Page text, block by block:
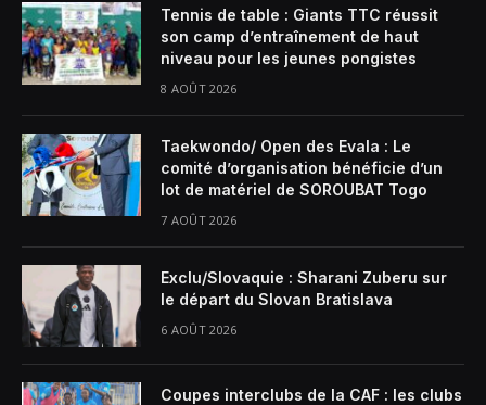
Tennis de table : Giants TTC réussit
son camp d’entraînement de haut
niveau pour les jeunes pongistes
8 AOÛT 2026
Taekwondo/ Open des Evala : Le
comité d’organisation bénéficie d’un
lot de matériel de SOROUBAT Togo
7 AOÛT 2026
Exclu/Slovaquie : Sharani Zuberu sur
le départ du Slovan Bratislava
6 AOÛT 2026
Coupes interclubs de la CAF : les clubs